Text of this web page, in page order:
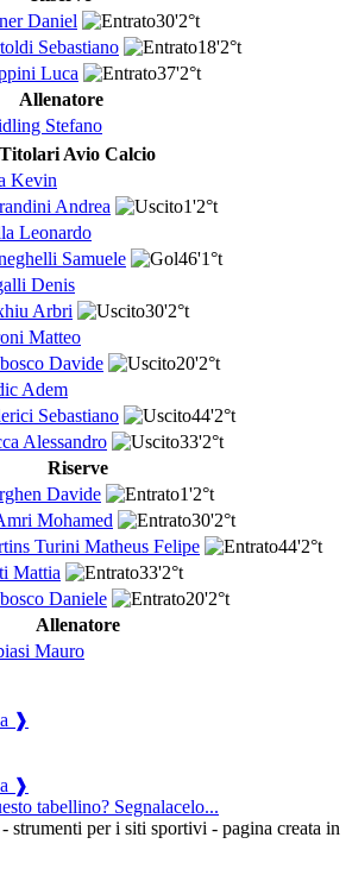
Daniel
30'2°t
Sebastiano
18'2°t
Luca
37'2°t
Allenatore
Stefano
Titolari Avio Calcio
Kevin
Andrea
1'2°t
Leonardo
Samuele
46'1°t
Denis
Arbri
30'2°t
Matteo
Davide
20'2°t
Adem
Sebastiano
44'2°t
Alessandro
33'2°t
Riserve
Davide
1'2°t
Mohamed
30'2°t
Turini Matheus Felipe
44'2°t
Mattia
33'2°t
Daniele
20'2°t
Allenatore
Mauro
❱
❱
tabellino? Segnalacelo...
- strumenti per i siti sportivi - pagina creata in